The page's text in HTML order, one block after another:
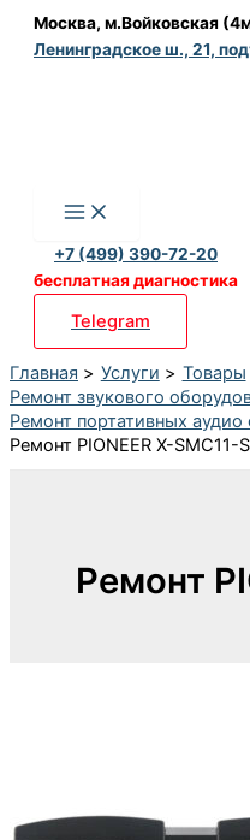
Перейти
Москва, м.Войковская
Ленинградское ш., 21,
+7 (499) 390-72-20
бесплатная диагностика
Telegram
Главная Услуги
Товары
Ремонт звукового
Ремонт портативных аудио
Ремонт PIONEER X-SMC11-S
Ремонт